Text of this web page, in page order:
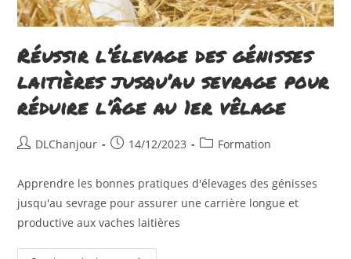
Réussir l’élevage des génisses
laitières jusqu’au sevrage pour
réduire l’âge au 1er vêlage
Auteur/autrice
la
publication :
DLChanjour
Publication
14/12/2023
PostFormation
Apprendre les bonnes pratiques d'élevages des génisses
jusqu'au sevrage pour assurer une carrière longue et
productive aux vaches laitières